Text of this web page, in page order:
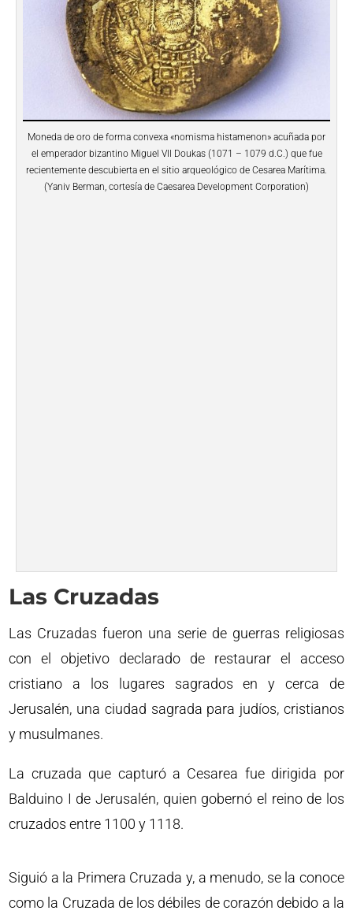
Moneda de oro de forma convexa «nomisma histamenon» acuñada por
el emperador bizantino Miguel VII Doukas (1071 – 1079 d.C.) que fue
recientemente descubierta en el sitio arqueológico de Cesarea Marítima.
(Yaniv Berman, cortesía de Caesarea Development Corporation)
Las Cruzadas
Las Cruzadas fueron una serie de guerras religiosas
con el objetivo declarado de restaurar el acceso
cristiano a los lugares sagrados en y cerca de
Jerusalén, una ciudad sagrada para judíos, cristianos
y musulmanes.
La cruzada que capturó a Cesarea fue dirigida por
Balduino I de Jerusalén, quien gobernó el reino de los
cruzados entre 1100 y 1118.
Siguió a la Primera Cruzada y, a menudo, se la conoce
como la Cruzada de los débiles de corazón debido a la